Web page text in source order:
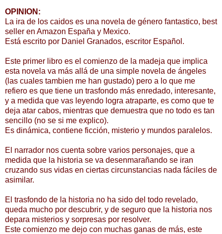
OPINION:
La ira de los caidos es una novela de género fantastico, best
seller en Amazon España y Mexico.
Está escrito por Daniel Granados, escritor Español.
Este primer libro es el comienzo de la madeja que implica
esta novela va más allá de una simple novela de ángeles
(las cuales tambien me han gustado) pero a lo que me
refiero es que tiene un trasfondo más enredado, interesante,
y a medida que vas leyendo logra atraparte, es como que te
deja atar cabos, mientras que demuestra que no todo es tan
sencillo (no se si me explico).
Es dinámica, contiene ficción, misterio y mundos paralelos.
El narrador nos cuenta sobre varios personajes, que a
medida que la historia se va desenmarañando se iran
cruzando sus vidas en ciertas circunstancias nada fáciles de
asimilar.
El trasfondo de la historia no ha sido del todo revelado,
queda mucho por descubrir, y de seguro que la historia nos
depara misterios y sorpresas por resolver.
Este comienzo me dejo con muchas ganas de más, este